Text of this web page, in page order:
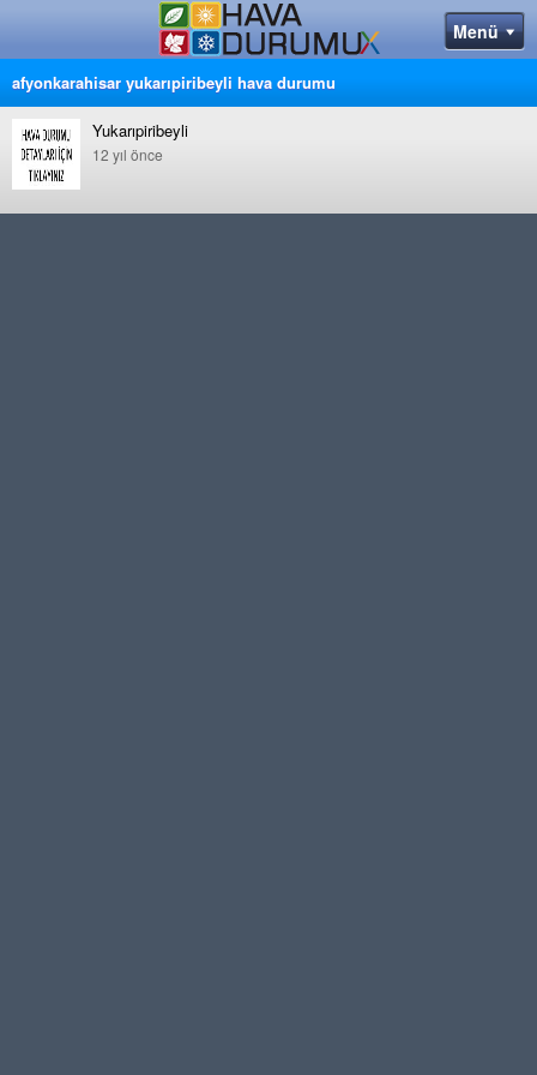
afyonkarahisar yukarıpiribeyli hava durumu
Yukarıpiribeyli
12 yıl önce